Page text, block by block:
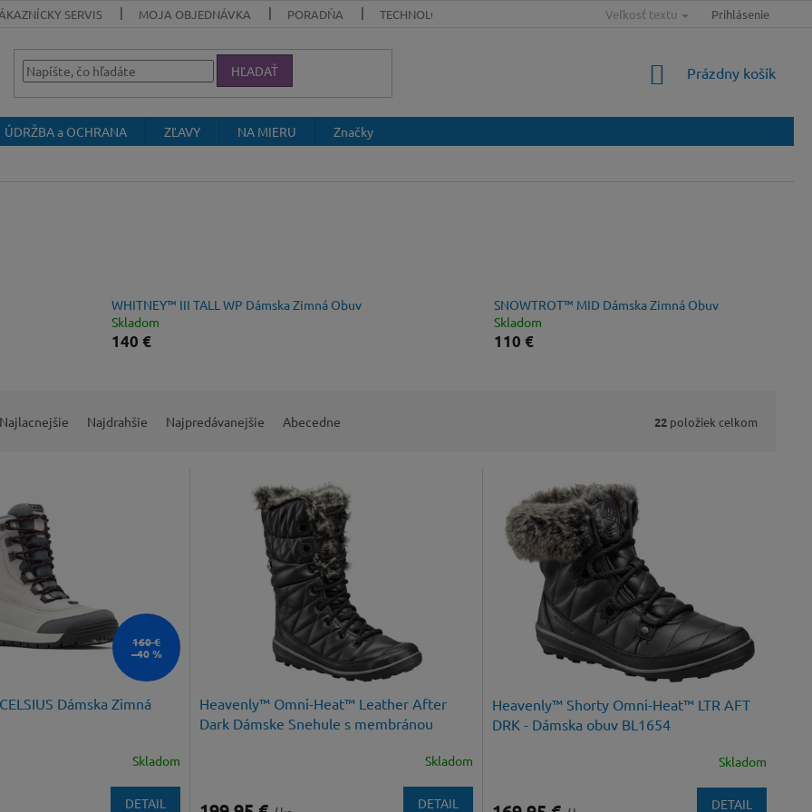
SERVIS MOJA OBJEDNÁVKA PORADŇA TECHNOLÓGIE MAPA SERVERU VEĽKOSŤ
Veľkosť textu Prihlásenie
HĽADAŤ
NÁKUPNÝ
Prázdny košík
ÚDRŽBA a OCHRANA ZĽAVY NA MIERU
Značky
WHITNEY™ III TALL WP Dámska Zimná Obuv
Skladom
140 €
SNOWTROT™ MID Dámska Zimná Obuv
Skladom
110 €
Najlacnejšie Najdrahšie Najpredávanejšie Abecedne 22položiek celkom
160 €
–40 %
Dámska Zimná
Skladom
DETAIL
Heavenly™ Omni-Heat™ Leather After
Dark Dámske Snehule s membránou
Skladom
DETAIL
Heavenly™ Shorty Omni-Heat™ LTR AFT
DRK - Dámska obuv BL1654
Skladom
DETAIL